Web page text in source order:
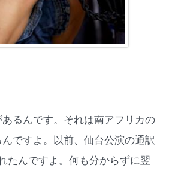
るんです。それは南アフリカの
ですよ。以前、仙台公演の通訳
たんですよ。何も分からずに翌